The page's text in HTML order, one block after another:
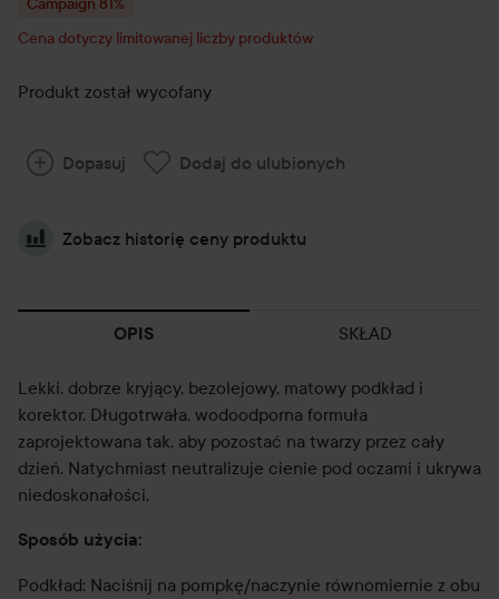
Cena dotyczy limitowanej liczby produktów
Produkt został wycofany
Dopasuj Dodaj do ulubionych
Zobacz historię ceny produktu
OPIS SKŁAD
Lekki, dobrze kryjący, bezolejowy, matowy podkład i
korektor. Długotrwała, wodoodporna formuła
zaprojektowana tak, aby pozostać na twarzy przez cały
dzień. Natychmiast neutralizuje cienie pod oczami i ukrywa
niedoskonałości.
Sposób użycia:
Podkład: Naciśnij na pompkę/naczynie równomiernie z obu